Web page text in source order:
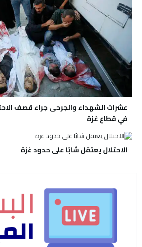
عشرات الشهداء والجرحى جراء قصف
في قطاع غزة
الاحتلال يعتقل شابًا على حدود غزة